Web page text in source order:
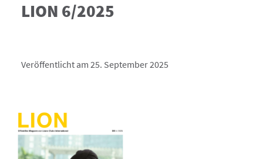
LION 6/2025
Veröffentlicht am 25. September 2025